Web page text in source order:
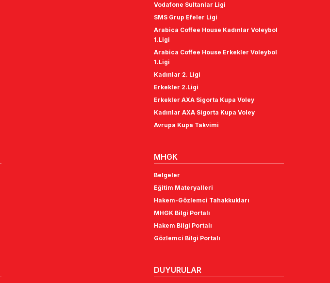
Vodafone Sultanlar Ligi
SMS Grup Efeler Ligi
Arabica Coffee House Kadınlar Voleybol
1.Ligi
Arabica Coffee House Erkekler Voleybol
1.Ligi
Kadınlar 2. Ligi
Erkekler 2.Ligi
Erkekler AXA Sigorta Kupa Voley
Kadınlar AXA Sigorta Kupa Voley
Avrupa Kupa Takvimi
MHGK
Belgeler
Eğitim Materyalleri
Hakem-Gözlemci Tahakkukları
MHGK Bilgi Portalı
Hakem Bilgi Portalı
Gözlemci Bilgi Portalı
DUYURULAR